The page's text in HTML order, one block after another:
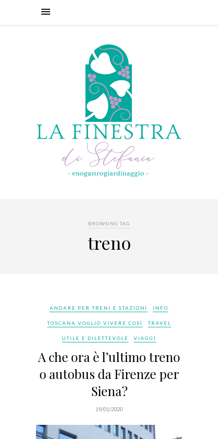
BROWSING TAG
treno
ANDARE PER TRENI E STAZIONI INFO
TOSCANA VOGLIO VIVERE COSÌ TRAVEL
UTILE E DILETTEVOLE VIAGGI
A che ora è l’ultimo treno
o autobus da Firenze per
Siena?
19/01/2020